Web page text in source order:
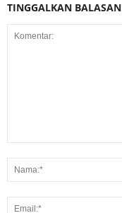
TINGGALKAN BALASAN